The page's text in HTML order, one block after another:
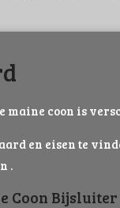
maine coon is
en eisen te
.
Coon Bijsluiter